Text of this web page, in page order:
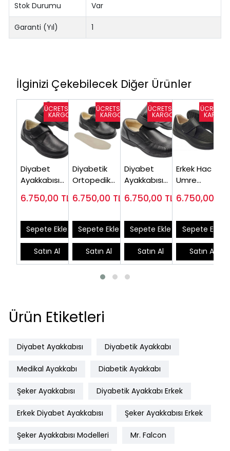
Stok Durumu Var
Garanti (Yıl) 1
İlginizi Çekebilecek Diğer Ürünler
Diyabet
Ayakkabısı
OD51S ( Çok
6.750,00 TL
Sepete Ekle
Satın Al
Diyabetik
Ortopedik
Erkek Siyah
6.750,00 TL
Sepete Ekle
Satın Al
Diyabet
Ayakkabısı
Siyah OD53S
6.750,00 TL
Sepete Ekle
Satın Al
Erkek Hac ve
Umre
Siyah Fileli
6.750,00
Sepete Ekle
Satın Al
Ürün Etiketleri
Diyabet Ayakkabısı Diyabetik Ayakkabı
Medikal Ayakkabı Diabetik Ayakkabı
Şeker Ayakkabısı Diyabetik Ayakkabı Erkek
Erkek Diyabet Ayakkabısı Şeker Ayakkabısı Erkek
Şeker Ayakkabısı Modelleri Mr. Falcon